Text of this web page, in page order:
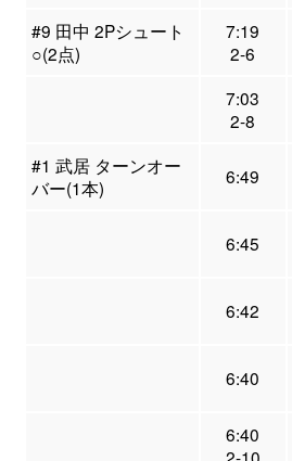
#9 田中 2Pシュート
○(2点)
7:19
2-6
7:03
2-8
#1 武居 ターンオー
バー(1本)
6:49
6:45
6:42
6:40
6:40